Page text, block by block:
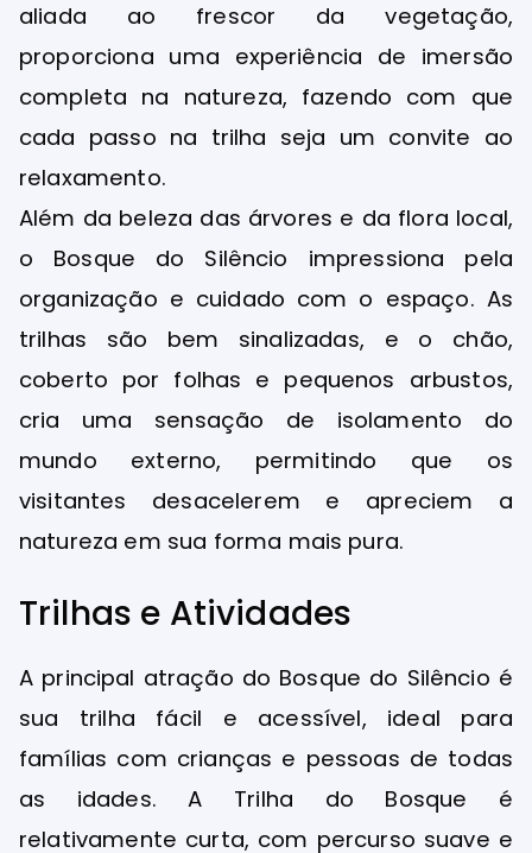
aliada ao frescor da vegetação,
proporciona uma experiência de imersão
completa na natureza, fazendo com que
cada passo na trilha seja um convite ao
relaxamento.
Além da beleza das árvores e da flora local,
o Bosque do Silêncio impressiona pela
organização e cuidado com o espaço. As
trilhas são bem sinalizadas, e o chão,
coberto por folhas e pequenos arbustos,
cria uma sensação de isolamento do
mundo externo, permitindo que os
visitantes desacelerem e apreciem a
natureza em sua forma mais pura.
Trilhas e Atividades
A principal atração do Bosque do Silêncio é
sua trilha fácil e acessível, ideal para
famílias com crianças e pessoas de todas
as idades. A Trilha do Bosque é
relativamente curta, com percurso suave e